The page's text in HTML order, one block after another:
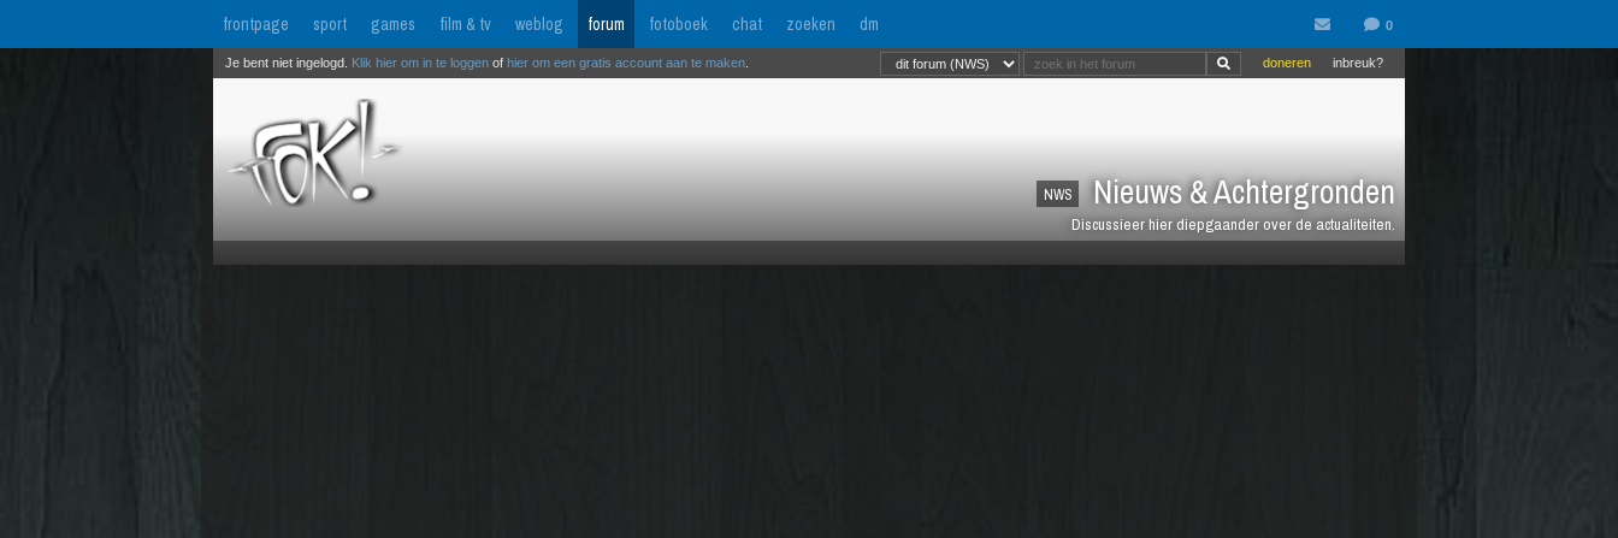
frontpage sport games film & tv weblog forum fotoboek chat zoeken dm
NWS Nieuws & Achtergronden
Discussieer hier diepgaander over de actualiteiten.
inbreuk?
doneren
Je bent niet ingelogd. Klik hier om in te loggen of hier om een gratis account aan te maken